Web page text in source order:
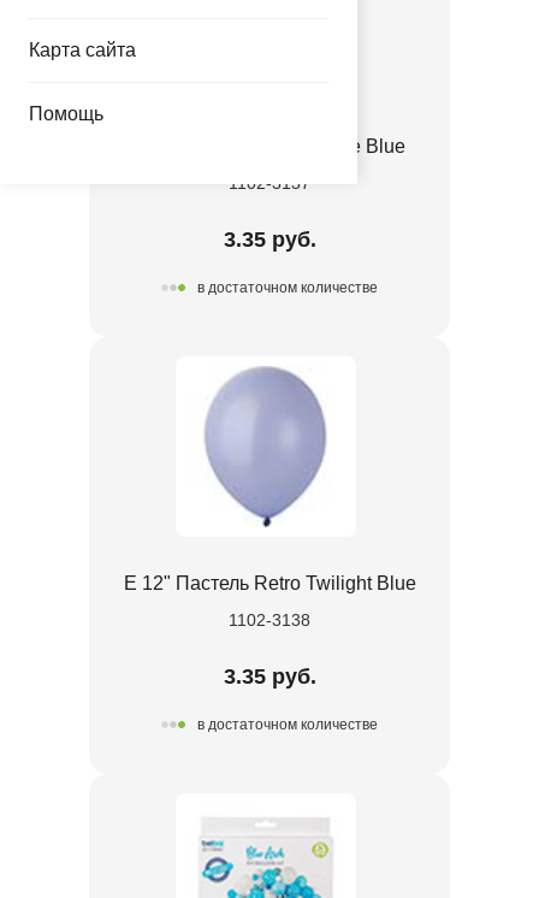
Карта сайта
Помощь
Е 12" Пастель Retro Haze Blue
1102-3137
3.35 руб.
в достаточном количестве
Е 12" Пастель Retro Twilight Blue
1102-3138
3.35 руб.
в достаточном количестве